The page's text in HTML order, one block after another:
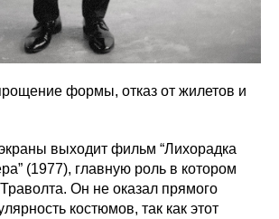
формы, отказ от жилетов и
выходит фильм “Лихорадка
(1977), главную роль в котором
Он не оказал прямого
костюмов, так как этот